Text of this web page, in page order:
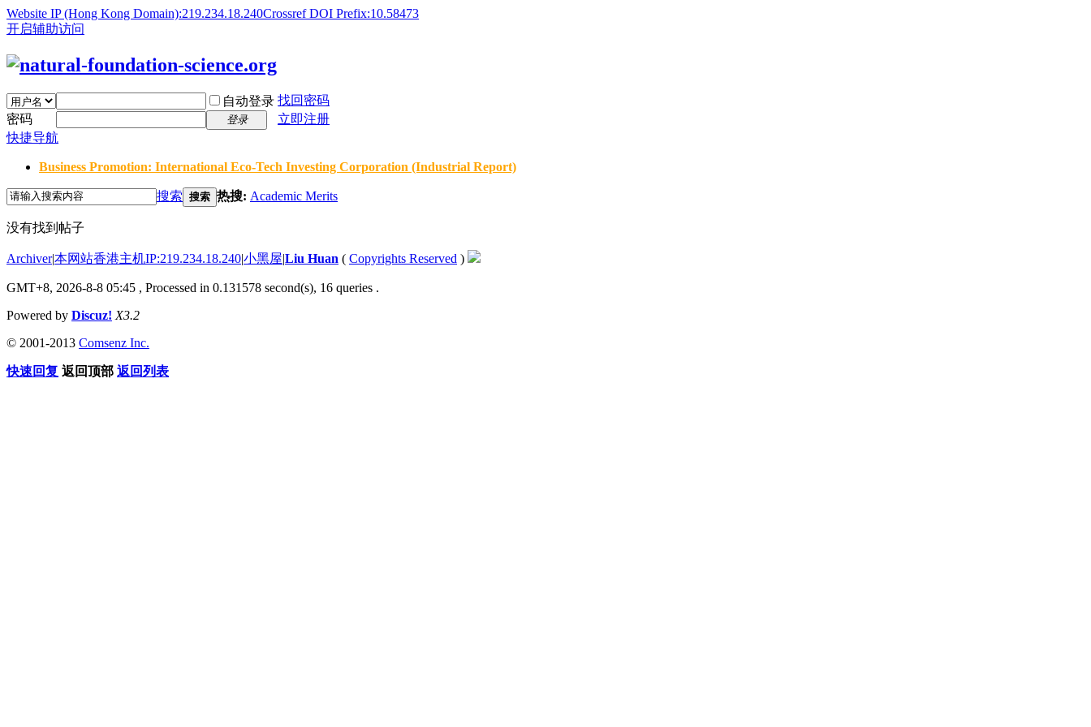
Website IP (Hong Kong Domain):219.234.18.240Crossref DOI Prefix:10.58473
开启辅助访问
自动登录 找回密码
密码
登录
立即注册
快捷导航
Business Promotion: International Eco-Tech Investing Corporation (Industrial Report)
搜索 搜索 热搜: Academic Merits
没有找到帖子
Archiver|本网站香港主机IP:219.234.18.240|小黑屋|Liu Huan ( Copyrights Reserved )
GMT+8, 2026-8-8 05:45 , Processed in 0.131578 second(s), 16 queries .
Powered by Discuz! X3.2
© 2001-2013 Comsenz Inc.
快速回复 返回顶部 返回列表